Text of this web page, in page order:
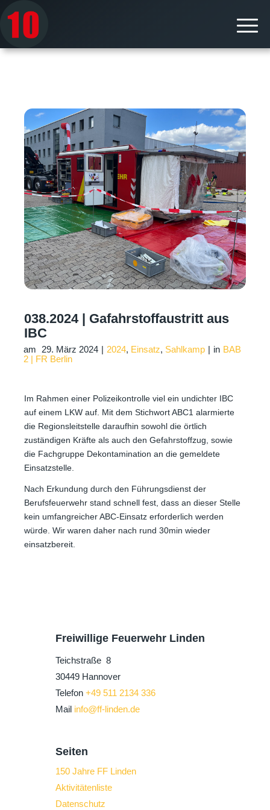
038.2024 | Gafahrstoffaustritt aus
IBC
am 29. März 2024 | 2024, Einsatz, Sahlkamp | in BAB
2 | FR Berlin
Im Rahmen einer Polizeikontrolle viel ein undichter IBC
auf einem LKW auf. Mit dem Stichwort ABC1 alarmierte
die Regionsleitstelle daraufhin sowohl die örtlich
zuständigen Kräfte als auch den Gefahrstoffzug, sowie
die Fachgruppe Dekontamination an die gemeldete
Einsatzstelle.
Nach Erkundung durch den Führungsdienst der
Berufsfeuerwehr stand schnell fest, dass an dieser Stelle
kein umfangreicher ABC-Einsatz erforderlich werden
würde. Wir waren daher nach rund 30min wieder
einsatzbereit.
Freiwillige Feuerwehr Linden
Teichstraße 8
30449 Hannover
Telefon +49 511 2134 336
Mail info@ff-linden.de
Seiten
150 Jahre FF Linden
Aktivitätenliste
Datenschutz